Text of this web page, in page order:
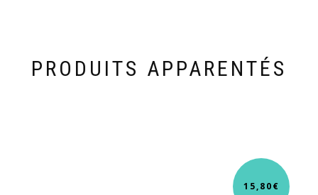
PRODUITS APPARENTÉS
15,80€